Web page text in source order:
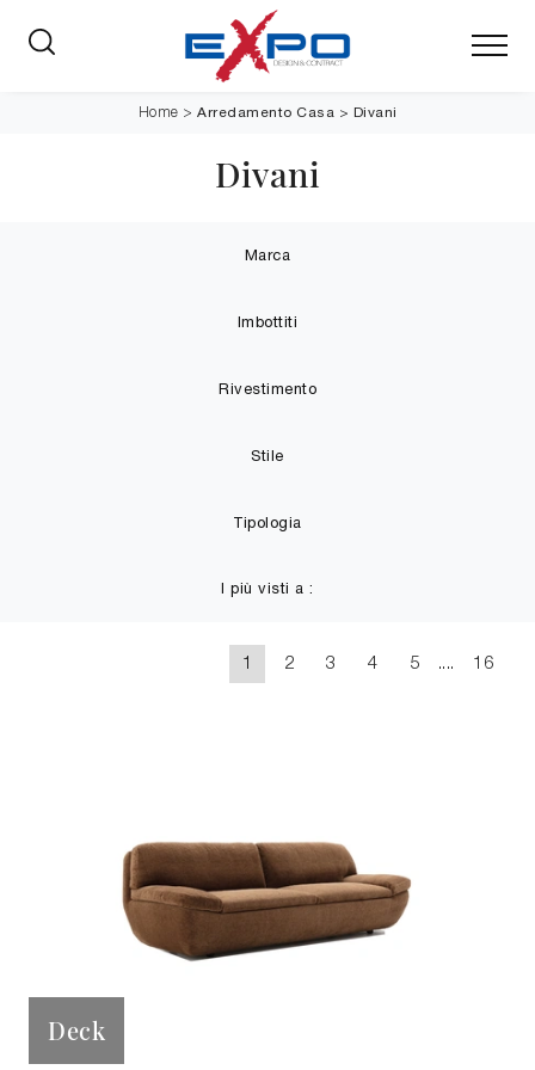
Home > Arredamento Casa > Divani
Divani
Marca
Imbottiti
Rivestimento
Stile
Tipologia
I più visti a :
1 2 3 4 5 .... 16
Deck